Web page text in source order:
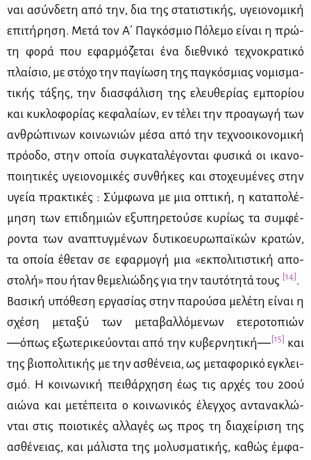
ναι ασύν­δε­τη από την, δια της στα­τι­στι­κής, υγειο­νο­μι­κή
επι­τή­ρη­ση. Με­τά τον Α΄ Πα­γκό­σμιο Πό­λε­μο εί­ναι η πρώ­
τη φο­ρά που εφαρ­μό­ζε­ται ένα διε­θνι­κό τε­χνο­κρα­τι­κό
πλαί­σιο, με στό­χο την πα­γί­ω­ση της πα­γκό­σμιας νο­μι­σμα­
τι­κής τά­ξης, την δια­σφά­λι­ση της ελευ­θε­ρί­ας εμπο­ρί­ου
και κυ­κλο­φο­ρί­ας κε­φα­λαί­ων, εν τέ­λει την προ­α­γω­γή των
αν­θρώ­πι­νων κοι­νω­νιών μέ­σα από την τε­χνο­οι­κο­νο­μι­κή
πρό­ο­δο, στην οποία συ­γκα­τα­λέ­γο­νται φυ­σι­κά οι ικα­νο­
ποι­η­τι­κές υγειο­νο­μι­κές συν­θή­κες και στο­χευ­μέ­νες στην
υγεία πρα­κτι­κές : Σύμ­φω­να με μια οπτι­κή, η κα­τα­πο­λέ­
μη­ση των επι­δη­μιών εξυ­πη­ρε­τού­σε κυ­ρί­ως τα συμ­φέ­
ρο­ντα των ανα­πτυγ­μέ­νων δυ­τι­κο­ευ­ρω­παϊ­κών κρα­τών,
τα οποία έθε­ταν σε εφαρ­μο­γή μια «εκ­πο­λι­τι­στι­κή απο­
στο­λή» που ήταν θε­με­λιώ­δης για την ταυ­τό­τη­τά τους [14] .
Βα­σι­κή υπό­θε­ση ερ­γα­σί­ας στην πα­ρού­σα με­λέ­τη εί­ναι η
σχέ­ση με­τα­ξύ των με­τα­βαλ­λό­με­νων ετε­ρο­το­πιών
―όπως εξω­τε­ρι­κεύ­ο­νται από την κυ­βερ­νη­τι­κή― [15] και
της βιο­πο­λι­τι­κής με την ασθέ­νεια, ως με­τα­φο­ρι­κό εγκλει­
σμό. Η κοι­νω­νι­κή πει­θάρ­χη­ση έως τις αρ­χές του 20ού
αιώ­να και με­τέ­πει­τα ο κοι­νω­νι­κός έλεγ­χος αντα­να­κλώ­
νται στις ποιο­τι­κές αλ­λα­γές ως προς τη δια­χεί­ρι­ση της
ασθέ­νειας, και μά­λι­στα της μο­λυ­σμα­τι­κής, κα­θώς έμ­φα­